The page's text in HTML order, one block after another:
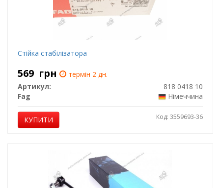
Стійка стабілізатора
569 грн
термін 2 дн.
Артикул:
818 0418 10
Fag
Німеччина
КУПИТИ Код: 3559693-36